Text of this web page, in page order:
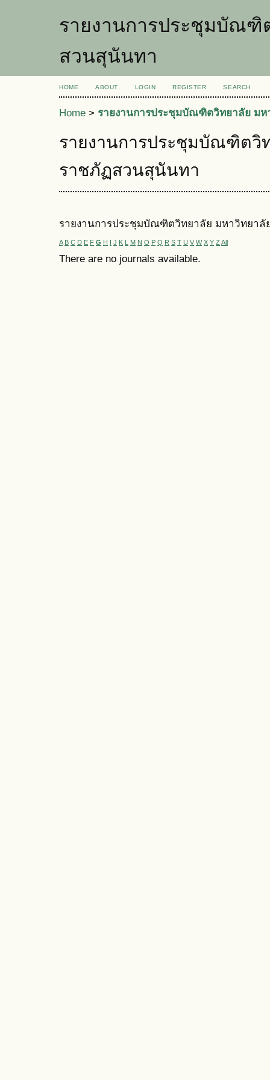
รายงานการประชุมบัณ
สวนสุนันทา
HOME ABOUT LOGIN REGISTER SEARCH
Home > รายงานการประชุมบัณฑิตวิทยาลัย ม
รายงานการประชุมบัณฑิตวิ
ราชภัฏสวนสุนันทา
รายงานการประชุมบัณฑิตวิทยาลัย มหาวิทยา
A B C D E F G H I J K L M N O P Q R S T U V W X Y Z All
There are no journals available.